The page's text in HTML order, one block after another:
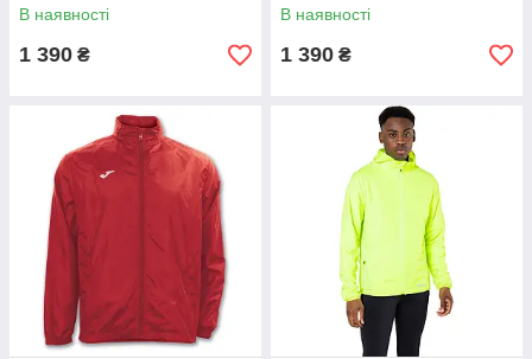
В наявності
1 390 ₴
В наявності
1 390 ₴